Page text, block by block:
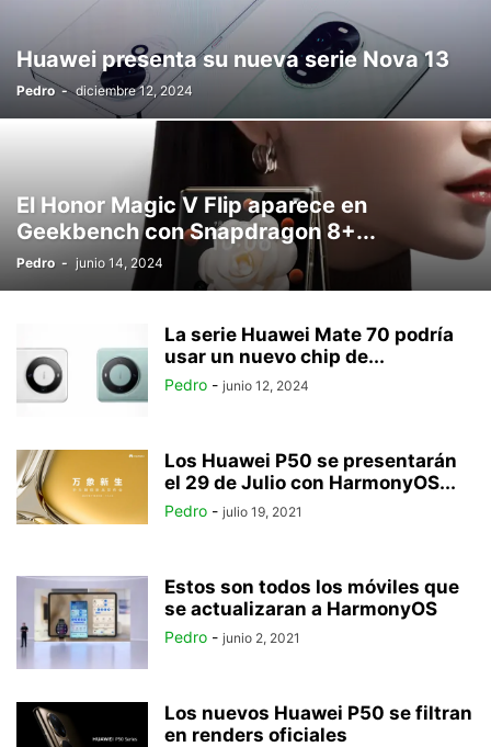
Huawei presenta su nueva serie Nova 13
Pedro - diciembre 12, 2024
El Honor Magic V Flip aparece en
Geekbench con Snapdragon 8+...
Pedro - junio 14, 2024
La serie Huawei Mate 70 podría
usar un nuevo chip de...
Pedro - junio 12, 2024
Los Huawei P50 se presentarán
el 29 de Julio con HarmonyOS...
Pedro - julio 19, 2021
Estos son todos los móviles que
se actualizaran a HarmonyOS
Pedro - junio 2, 2021
Los nuevos Huawei P50 se filtran
en renders oficiales